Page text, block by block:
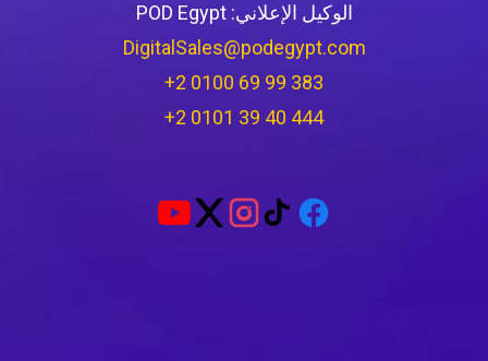
الوكيل الإعلاني: POD Egypt
DigitalSales@podegypt.com
‪+2 0100 69 99 383‬
‪+2 0101 39 40 444‬